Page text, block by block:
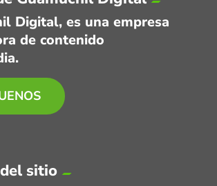
Digital, es una empresa
de contenido
sitio